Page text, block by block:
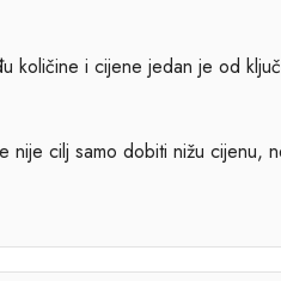
količine i cijene jedan je od
nije cilj samo dobiti nižu cijenu,